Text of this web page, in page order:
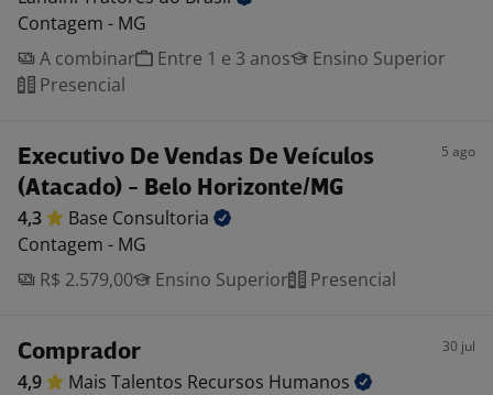
Contagem - MG
A combinar
Entre 1 e 3 anos
Ensino Superior
Presencial
Executivo De Vendas De Veículos
(Atacado) - Belo Horizonte/MG
5 ago
4,3 Base Consultoria
Contagem - MG
R$ 2.579,00
Ensino Superior Presencial
Comprador 30 jul
4,9 Mais Talentos Recursos Humanos